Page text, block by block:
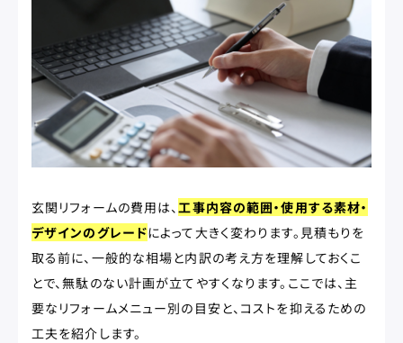
玄関リフォームの費用は、工事内容の範囲・使用する素材・
デザインのグレードによって大きく変わります。見積もりを
取る前に、一般的な相場と内訳の考え方を理解しておくこ
とで、無駄のない計画が立てやすくなります。ここでは、主
要なリフォームメニュー別の目安と、コストを抑えるための
工夫を紹介します。